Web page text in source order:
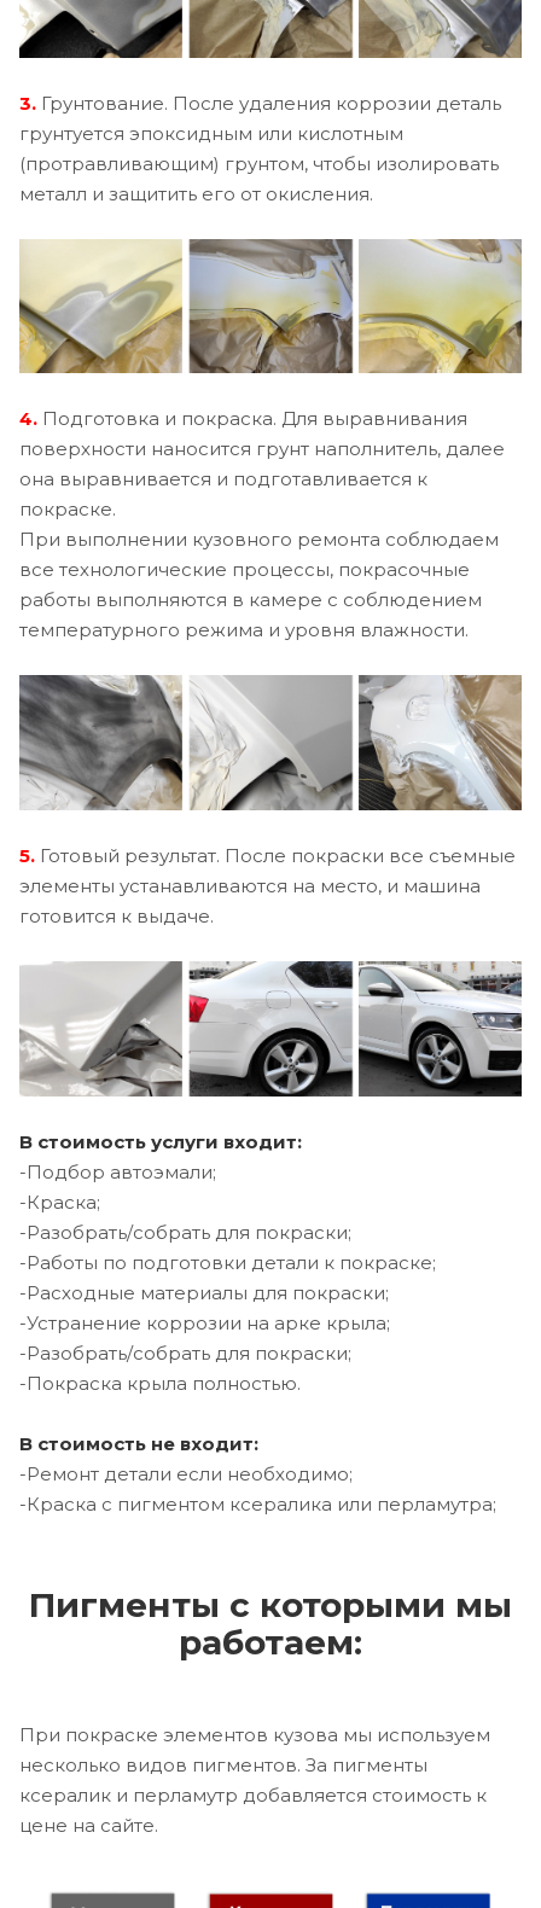
3. Грунтование. После удаления коррозии деталь
грунтуется эпоксидным или кислотным
(протравливающим) грунтом, чтобы изолировать
металл и защитить его от окисления.
4. Подготовка и покраска. Для выравнивания
поверхности наносится грунт наполнитель, далее
она выравнивается и подготавливается к
покраске.
При выполнении кузовного ремонта соблюдаем
все технологические процессы, покрасочные
работы выполняются в камере с соблюдением
температурного режима и уровня влажности.
5. Готовый результат. После покраски все съемные
элементы устанавливаются на место, и машина
готовится к выдаче.
В стоимость услуги входит:
-Подбор автоэмали;
-Краска;
-Разобрать/собрать для покраски;
-Работы по подготовки детали к покраске;
-Расходные материалы для покраски;
-Устранение коррозии на арке крыла;
-Разобрать/собрать для покраски;
-Покраска крыла полностью.
В стоимость не входит:
-Ремонт детали если необходимо;
-Краска с пигментом ксералика или перламутра;
Пигменты с которыми мы
работаем:
При покраске элементов кузова мы используем
несколько видов пигментов. За пигменты
ксералик и перламутр добавляется стоимость к
цене на сайте.